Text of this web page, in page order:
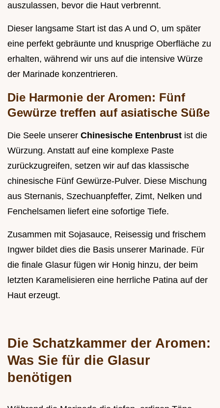
auszulassen, bevor die Haut verbrennt.
Dieser langsame Start ist das A und O, um später
eine perfekt gebräunte und knusprige Oberfläche zu
erhalten, während wir uns auf die intensive Würze
der Marinade konzentrieren.
Die Harmonie der Aromen: Fünf
Gewürze treffen auf asiatische Süße
Die Seele unserer Chinesische Entenbrust ist die
Würzung. Anstatt auf eine komplexe Paste
zurückzugreifen, setzen wir auf das klassische
chinesische Fünf Gewürze-Pulver. Diese Mischung
aus Sternanis, Szechuanpfeffer, Zimt, Nelken und
Fenchelsamen liefert eine sofortige Tiefe.
Zusammen mit Sojasauce, Reisessig und frischem
Ingwer bildet dies die Basis unserer Marinade. Für
die finale Glasur fügen wir Honig hinzu, der beim
letzten Karamelisieren eine herrliche Patina auf der
Haut erzeugt.
Die Schatzkammer der Aromen:
Was Sie für die Glasur
benötigen